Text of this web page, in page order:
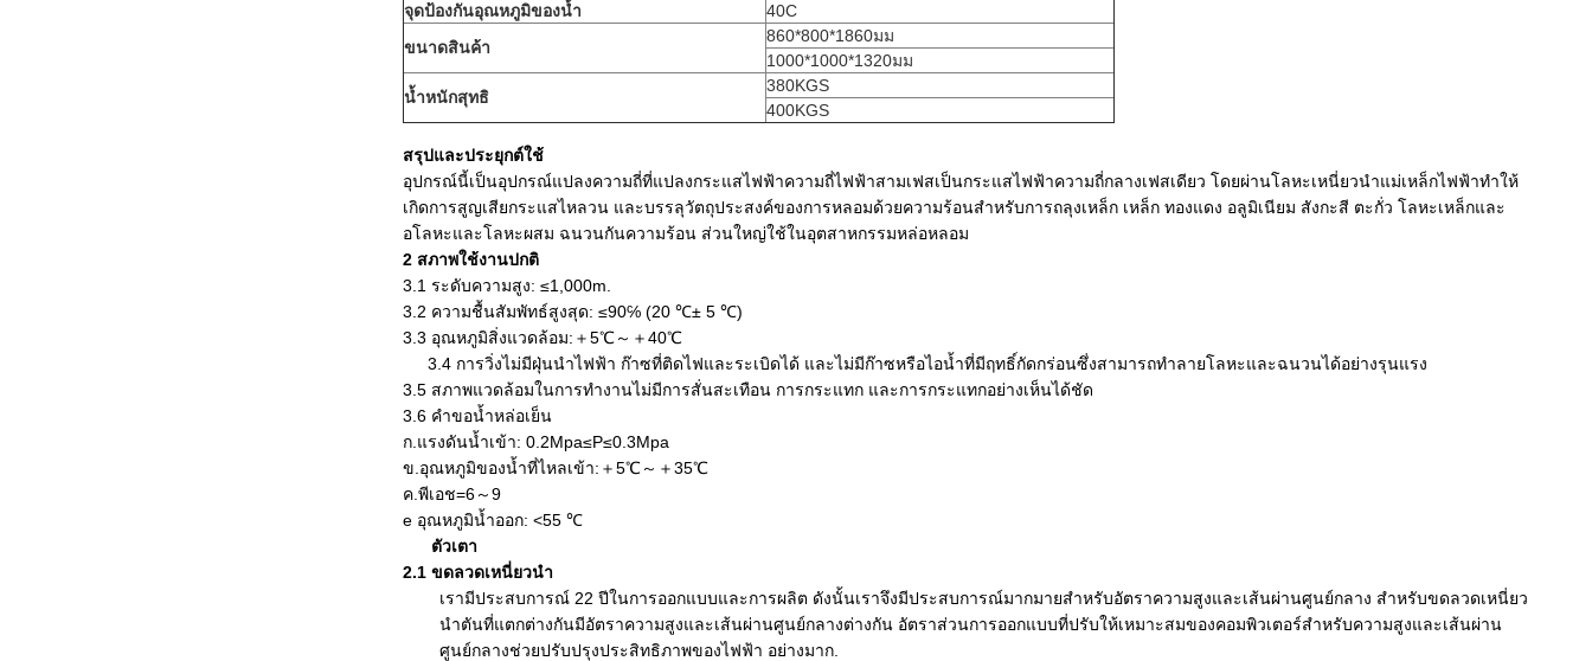
จุดป้องกันอุณหภูมิของน้ำ
40C
ขนาดสินค้า
860*800*1860มม
1000*1000*1320มม
น้ำหนักสุทธิ
380KGS
400KGS
สรุปและประยุกต์ใช้
อุปกรณ์นี้เป็นอุปกรณ์แปลงความถี่ที่แปลงกระแสไฟฟ้าความถี่ไฟฟ้าสามเฟสเป็นกระแสไฟฟ้าความถี่กลางเฟสเดียว โดยผ่านโลหะเหนี่ยวนำแม่เหล็กไฟฟ้าทำให้
เกิดการสูญเสียกระแสไหลวน และบรรลุวัตถุประสงค์ของการหลอมด้วยความร้อนสำหรับการถลุงเหล็ก เหล็ก ทองแดง อลูมิเนียม สังกะสี ตะกั่ว โลหะเหล็กและ
อโลหะและโลหะผสม ฉนวนกันความร้อน ส่วนใหญ่ใช้ในอุตสาหกรรมหล่อหลอม
2 สภาพใช้งานปกติ
3.1 ระดับความสูง: ≤1,000m.
3.2 ความชื้นสัมพัทธ์สูงสุด: ≤90℅ (20 ℃± 5 ℃)
3.3 อุณหภูมิสิ่งแวดล้อม:＋5℃～＋40℃
3.4 การวิ่งไม่มีฝุ่นนำไฟฟ้า ก๊าซที่ติดไฟและระเบิดได้ และไม่มีก๊าซหรือไอน้ำที่มีฤทธิ์กัดกร่อนซึ่งสามารถทำลายโลหะและฉนวนได้อย่างรุนแรง
3.5 สภาพแวดล้อมในการทำงานไม่มีการสั่นสะเทือน การกระแทก และการกระแทกอย่างเห็นได้ชัด
3.6 คำขอน้ำหล่อเย็น
ก.แรงดันน้ำเข้า: 0.2Mpa≤P≤0.3Mpa
ข.อุณหภูมิของน้ำที่ไหลเข้า:＋5℃～＋35℃
ค.พีเอช=6～9
e อุณหภูมิน้ำออก: <55 ℃
ตัวเตา
2.1 ขดลวดเหนี่ยวนำ
เรามีประสบการณ์ 22 ปีในการออกแบบและการผลิต ดังนั้นเราจึงมีประสบการณ์มากมายสำหรับอัตราความสูงและเส้นผ่านศูนย์กลาง สำหรับขดลวดเหนี่ยว
นำตันที่แตกต่างกันมีอัตราความสูงและเส้นผ่านศูนย์กลางต่างกัน อัตราส่วนการออกแบบที่ปรับให้เหมาะสมของคอมพิวเตอร์สำหรับความสูงและเส้นผ่าน
ศูนย์กลางช่วยปรับปรุงประสิทธิภาพของไฟฟ้า อย่างมาก.